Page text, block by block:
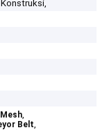
,
Belt,